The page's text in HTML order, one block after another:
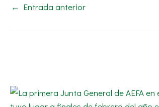
← Entrada anterior